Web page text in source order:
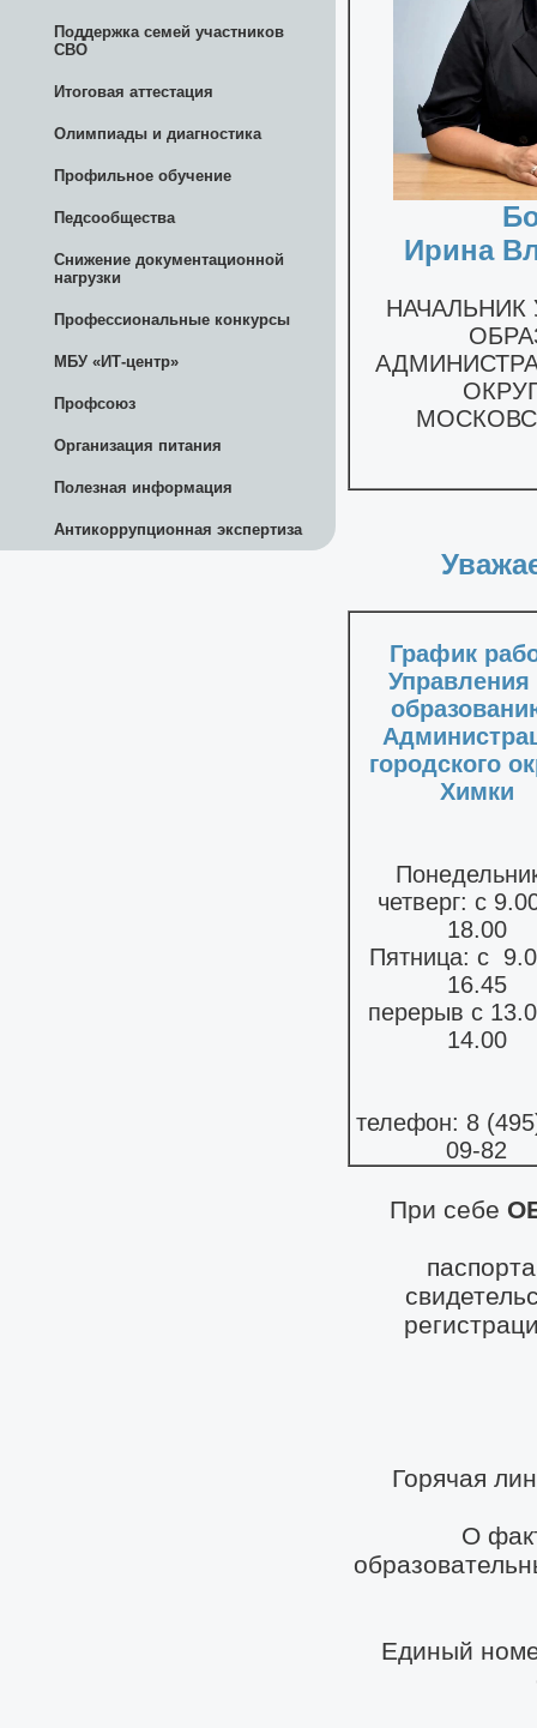
Поддержка семей участников
СВО
Итоговая аттестация
Олимпиады и диагностика
Профильное обучение
Педсообщества
Снижение документационной
нагрузки
Профессиональные конкурсы
МБУ «ИТ-центр»
Профсоюз
Организация питания
Полезная информация
Антикоррупционная экспертиза